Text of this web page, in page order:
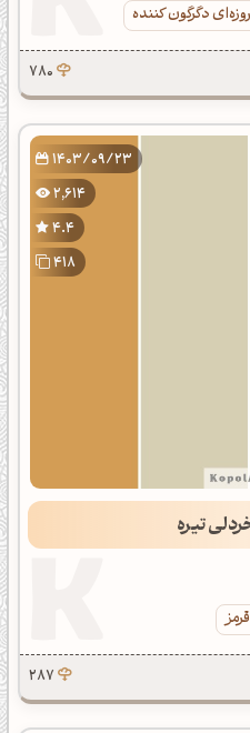
دگرگون کننده
780
1403/09/23
2,614
4.4
418
تیره
287